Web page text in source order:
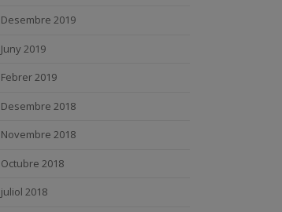
Desembre 2019
Juny 2019
Febrer 2019
Desembre 2018
Novembre 2018
Octubre 2018
juliol 2018